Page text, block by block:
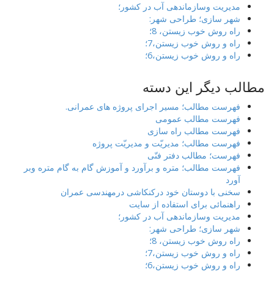
مدیریت وسازماندهی آب در کشور؛
شهر سازی؛ طراحی شهر:
راه روش خوب زیستن، 8؛
راه و روش خوب زیستن،7؛
راه و روش خوب زیستن،6؛
مطالب دیگر این دسته
فهرست مطالب؛ مسیر اجرای پروژه های عمرانی.
فهرست مطالب عمومی
فهرست مطالب راه سازی
فهرست مطالب؛ مدیریّت و مدیریّت پروژه
فهرست؛ مطالب دفتر فنّی
فهرست مطالب؛ متره و برآورد و آموزش گام به گام متره وبر
آورد
سخنی با دوستان خود درکنکاشی درمهندسی عمران
راهنمائی برای استفاده از سایت
مدیریت وسازماندهی آب در کشور؛
شهر سازی؛ طراحی شهر:
راه روش خوب زیستن، 8؛
راه و روش خوب زیستن،7؛
راه و روش خوب زیستن،6؛